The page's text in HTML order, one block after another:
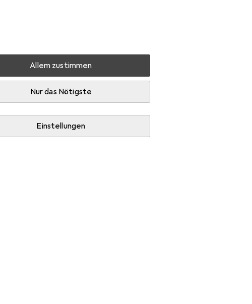
Allem zustimmen
Nur das Nötigste
Einstellungen
Bruch: Durch finstere Zeiten
Kategorien Buchfolie und Schreibtisch Accessoire.